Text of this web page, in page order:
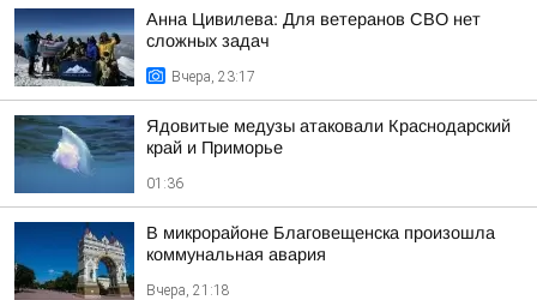
Анна Цивилева: Для ветеранов СВО нет
сложных задач
Вчера, 23:17
Ядовитые медузы атаковали Краснодарский
край и Приморье
01:36
В микрорайоне Благовещенска произошла
коммунальная авария
Вчера, 21:18